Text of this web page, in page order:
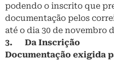
podendo o inscrito que
documentação pelos
até o dia 30 de novembro
3. Da Inscrição
Documentação exigida